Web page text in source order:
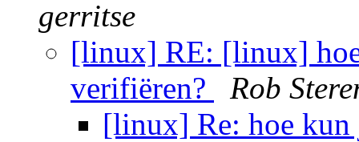
gerritse
[linux] RE: [linux]
verifiëren?
Rob
[linux] Re: hoe kun